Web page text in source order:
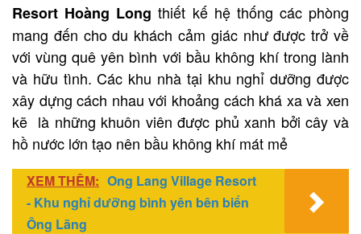
Resort Hoàng Long thiết kế hệ thống các phòng
mang đến cho du khách cảm giác như được trở về
với vùng quê yên bình với bầu không khí trong lành
và hữu tình. Các khu nhà tại khu nghỉ dưỡng được
xây dựng cách nhau với khoảng cách khá xa và xen
kẽ là những khuôn viên được phủ xanh bởi cây và
hồ nước lớn tạo nên bầu không khí mát mẻ
XEM THÊM: Ong Lang Village Resort
- Khu nghỉ dưỡng bình yên bên biển
Ông Lãng